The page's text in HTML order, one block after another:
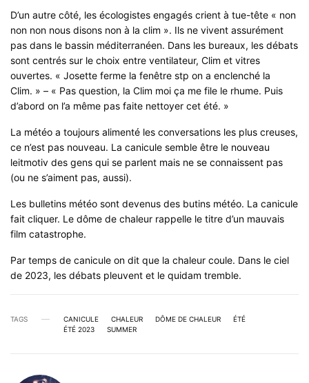
D’un autre côté, les écologistes engagés crient à tue-tête « non
non non nous disons non à la clim ». Ils ne vivent assurément
pas dans le bassin méditerranéen. Dans les bureaux, les débats
sont centrés sur le choix entre ventilateur, Clim et vitres
ouvertes. « Josette ferme la fenêtre stp on a enclenché la
Clim. » – « Pas question, la Clim moi ça me file le rhume. Puis
d’abord on l’a même pas faite nettoyer cet été. »
La météo a toujours alimenté les conversations les plus creuses,
ce n’est pas nouveau. La canicule semble être le nouveau
leitmotiv des gens qui se parlent mais ne se connaissent pas
(ou ne s’aiment pas, aussi).
Les bulletins météo sont devenus des butins météo. La canicule
fait cliquer. Le dôme de chaleur rappelle le titre d’un mauvais
film catastrophe.
Par temps de canicule on dit que la chaleur coule. Dans le ciel
de 2023, les débats pleuvent et le quidam tremble.
TAGS CANICULE CHALEUR DÔME DE CHALEUR
ÉTÉ
ÉTÉ 2023
SUMMER